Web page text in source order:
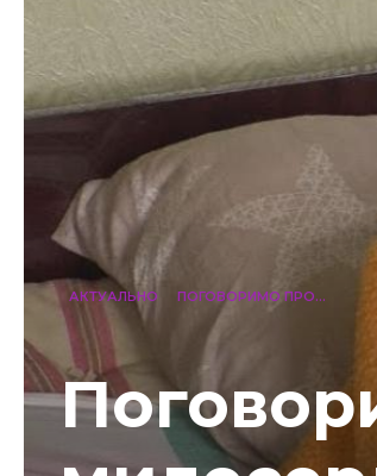
АКТУАЛЬНО ПОГОВОРИМО ПРО...